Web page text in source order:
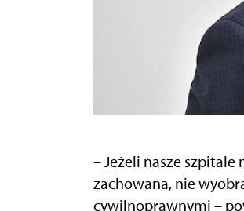
– Jeżeli nasze
zachowana, nie
cywilnoprawnymi –